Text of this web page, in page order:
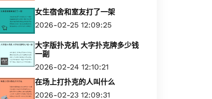
女生宿舍和室友打了一架
2026-02-25 12:09:25
大字版扑克机 大字扑克牌多少钱
一副
2026-02-24 12:10:21
在场上打扑克的人叫什么
2026-02-23 12:09:31